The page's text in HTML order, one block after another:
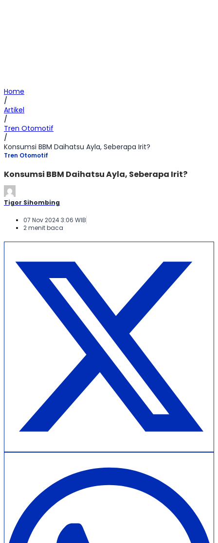
Home
/
Artikel
/
Tren Otomotif
/
Konsumsi BBM Daihatsu Ayla, Seberapa Irit?
Tren Otomotif
Konsumsi BBM Daihatsu Ayla, Seberapa Irit?
Tigor Sihombing
07 Nov 2024 3:06 WIB
2 menit baca